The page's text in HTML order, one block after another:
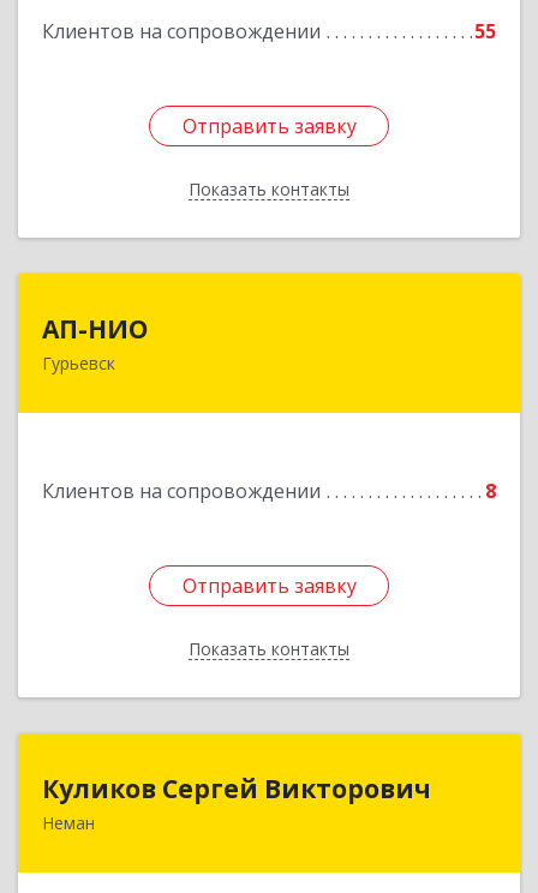
Клиентов на сопровождении 55
Отправить заявку
Показать контакты
Подробнее
Отправить заявку
Назад
АП-НИО
Гурьевск
Клиентов на сопровождении 8
Отправить заявку
Показать контакты
238300 Калининградская обл, Гурьевск г,
Отправить заявку
Назад
Куликов Сергей Викторович
Неман
Куликов Сергей Викторович